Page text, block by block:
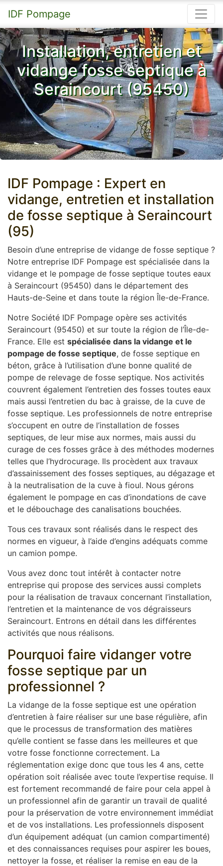
IDF Pompage
Installation, entretien et
vidange fosse septique à
Seraincourt (95450)
IDF Pompage : Expert en
vidange, entretien et installation
de fosse septique à Seraincourt
(95)
Besoin d’une entreprise de vidange de fosse septique ?
Notre entreprise IDF Pompage est spécialisée dans la
vidange et le pompage de fosse septique toutes eaux
à Seraincourt (95450) dans le département des
Hauts-de-Seine et dans toute la région Île-de-France.
Notre Société IDF Pompage opère ses activités
Seraincourt (95450) et sur toute la région de l’Île-de-
France. Elle est spécialisée dans la vidange et le
pompage de fosse septique, de fosse septique en
béton, grâce à l’utilisation d’une bonne qualité de
pompe de relevage de fosse septique. Nos activités
couvrent également l’entretien des fosses toutes eaux
mais aussi l’entretien du bac à graisse, de la cuve de
fosse septique. Les professionnels de notre entreprise
s’occupent en outre de l’installation de fosses
septiques, de leur mise aux normes, mais aussi du
curage de ces fosses grâce à des méthodes modernes
telles que l’hydrocurage. Ils procèdent aux travaux
d’assainissement des fosses septiques, au dégazage et
à la neutralisation de la cuve à fioul. Nous gérons
également le pompage en cas d’inondations de cave
et le débouchage des canalisations bouchées.
Tous ces travaux sont réalisés dans le respect des
normes en vigueur, à l’aide d’engins adéquats comme
un camion pompe.
Vous avez donc tout intérêt à contacter notre
entreprise qui propose des services aussi complets
pour la réalisation de travaux concernant l’installation,
l’entretien et la maintenance de vos dégraisseurs
Seraincourt. Entrons en détail dans les différentes
activités que nous réalisons.
Pourquoi faire vidanger votre
fosse septique par un
professionnel ?
La vidange de la fosse septique est une opération
d’entretien à faire réaliser sur une base régulière, afin
que le processus de transformation des matières
qu’elle contient se fasse dans les meilleures et que
votre fosse fonctionne correctement. La
réglementation exige donc que tous les 4 ans, cette
opération soit réalisée avec toute l’expertise requise. Il
est fortement recommandé de faire pour cela appel à
un professionnel afin de garantir un travail de qualité
pour la préservation de votre environnement immédiat
et de vos installations. Les professionnels disposent
d’un équipement adéquat (un camion compartimenté)
et des connaissances requises pour aspirer les boues,
nettoyer la fosse, et réaliser la remise en eau de la